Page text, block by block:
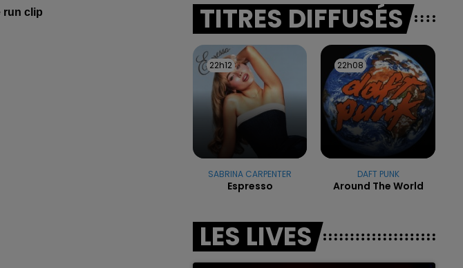
TITRES DIFFUSÉS
22h12
22h12
SABRINA CARPENTER
Espresso
22h08
22h08
DAFT PUNK
Around The World
LES LIVES